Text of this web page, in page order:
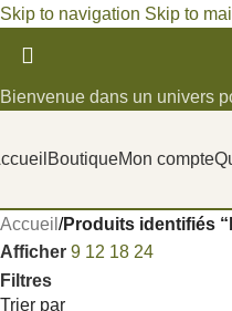
Skip to navigation Skip to
Bienvenue dans un univers
BoutiqueMon compte
Accueil /Produits identifiés
Afficher 9 12 18 24
Filtres
Trier par